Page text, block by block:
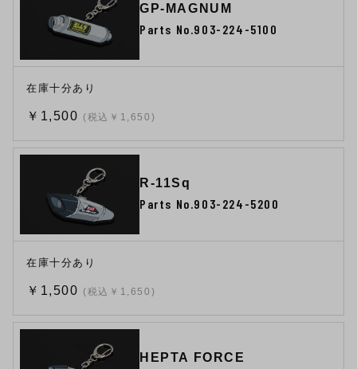
GP-MAGNUM
Parts No.903-224-5100
在庫十分あり
￥1,500 (税込￥1,650)
R-11Sq
Parts No.903-224-5200
在庫十分あり
￥1,500 (税込￥1,650)
HEPTA FORCE